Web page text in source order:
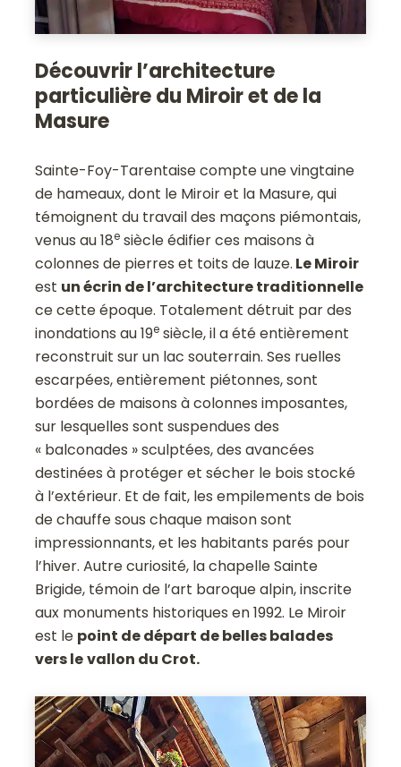
Découvrir l’architecture
particulière du Miroir et de la
Masure
Sainte-Foy-Tarentaise compte une vingtaine
de hameaux, dont le Miroir et la Masure, qui
témoignent du travail des maçons piémontais,
venus au 18e siècle édifier ces maisons à
colonnes de pierres et toits de lauze. Le Miroir
est un écrin de l’architecture traditionnelle
ce cette époque. Totalement détruit par des
inondations au 19e siècle, il a été entièrement
reconstruit sur un lac souterrain. Ses ruelles
escarpées, entièrement piétonnes, sont
bordées de maisons à colonnes imposantes,
sur lesquelles sont suspendues des
« balconades » sculptées, des avancées
destinées à protéger et sécher le bois stocké
à l’extérieur. Et de fait, les empilements de bois
de chauffe sous chaque maison sont
impressionnants, et les habitants parés pour
l’hiver. Autre curiosité, la chapelle Sainte
Brigide, témoin de l’art baroque alpin, inscrite
aux monuments historiques en 1992. Le Miroir
est le point de départ de belles balades
vers levallon du Crot.